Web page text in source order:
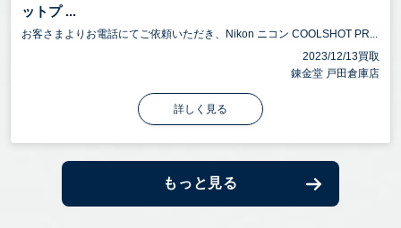
ットプ ...
お客さまよりお電話にてご依頼いただき、Nikon ニコン COOLSHOT PR...
2023/12/13買取
錬金堂 戸田倉庫店
詳しく見る
もっと見る